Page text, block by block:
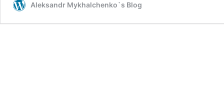
Aleksandr Mykhalchenko`s Blog